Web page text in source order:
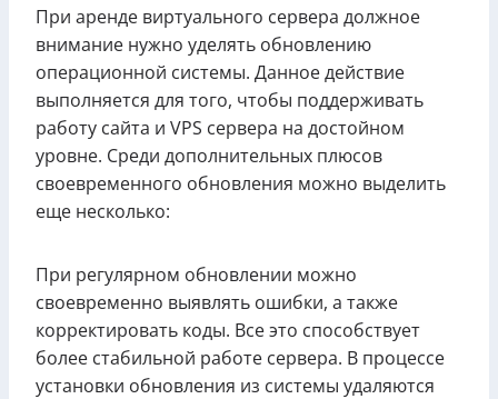
При аренде виртуального сервера должное
внимание нужно уделять обновлению
операционной системы. Данное действие
выполняется для того, чтобы поддерживать
работу сайта и VPS сервера на достойном
уровне. Среди дополнительных плюсов
своевременного обновления можно выделить
еще несколько:
При регулярном обновлении можно
своевременно выявлять ошибки, а также
корректировать коды. Все это способствует
более стабильной работе сервера. В процессе
установки обновления из системы удаляются